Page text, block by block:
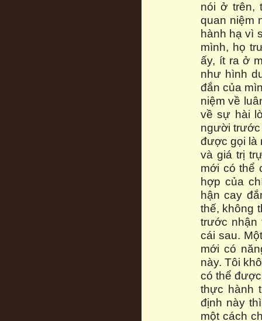
nói ở trên,
quan niệm
hành hạ vì
mình, họ
ấy, ít ra ở
như hình
đắn của
niệm về
về sự hài
người trước
được gọi là
và giá trị
mới có thể
hợp của
hận cay
thế, không
trước nhận
cái sau.
mới có
này. Tôi
có thể
thực hành
định này
một cách